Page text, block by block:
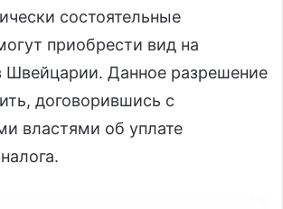
состоятельные
приобрести вид на
Швейцарии. Данное разрешение
договорившись с
властями об уплате